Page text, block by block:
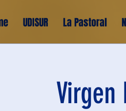
UDISUR La Pastoral
Virgen